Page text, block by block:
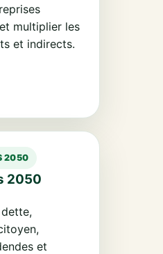
multiplier les
et indirects.
2050
2050
et